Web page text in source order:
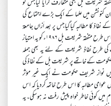
شریعت بل بھی متعارف کرایا گیاجس کو
کنونشن میں علما کے ایک بڑے اجتماع کی
مطالبہ کیا گیاجس پر بعد اَزاں جامعۃ
المنتظر، لاہورکے اَکابرین نے بھی صاد کیا۔ اس طرح متفقہ شریعت بل ۱۹۸۶ء کو یہ امتیاز
قراردادِ مقاصد اور ۲۲ نکات کی طرح نفاذِ شریعت کے لئے یہ بھی جملہ
حکومت کے خاتمے پر شریعت بل کے نفاذ کی
پڑتی گئی، اور آخرکار ۱۹۹۱ء میں نواز شریف حکومت نے ایک غیر مؤثر
سے اس عوامی مطالبہ کا اس طرح خاتمہ کردیا کہ اس
کوئی خاطر خواہ پیش رفت نہ ہوسکی۔یہ